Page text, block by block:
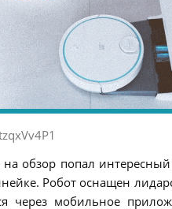
обзор попал
Робот оснащен
через мобильное